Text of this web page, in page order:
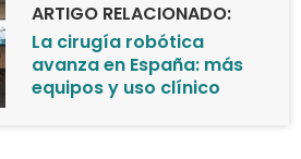
ARTIGO RELACIONADO:
La cirugía robótica
avanza en España: más
equipos y uso clínico